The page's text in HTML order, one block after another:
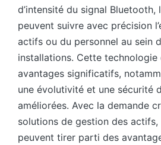
d’intensité du signal Bluetooth,
peuvent suivre avec précision
actifs ou du personnel au sein
installations. Cette
avantages significatifs,
une évolutivité et une sécurité
améliorées. Avec la demande
solutions de gestion des actifs,
peuvent tirer parti des